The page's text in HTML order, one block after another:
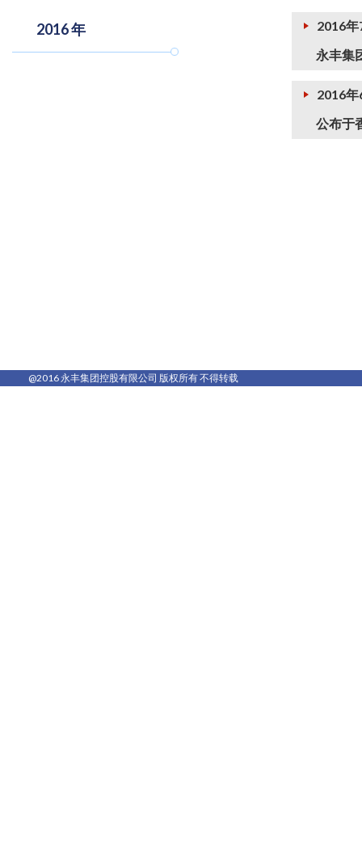
2016 年
2016
永丰集
2016
公布于
@2016 永丰集团控股有限公司 版权所有 不得转载